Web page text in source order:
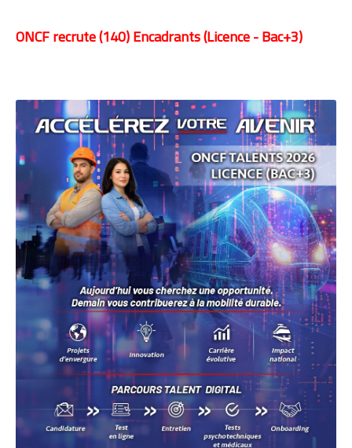
ONCF recrute (140) Encadrants (Licence - Bac+3)